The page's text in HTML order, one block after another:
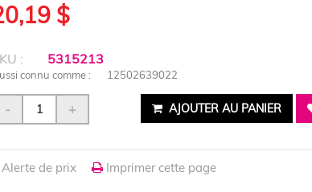
$
: 5315213
connu comme : 12502639022
- + AJOUTER AU PANIER
Alerte de prix Imprimer cette page